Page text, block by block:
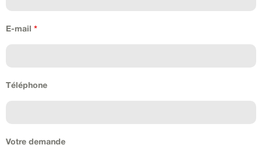
E-mail *
Téléphone
Votre demande